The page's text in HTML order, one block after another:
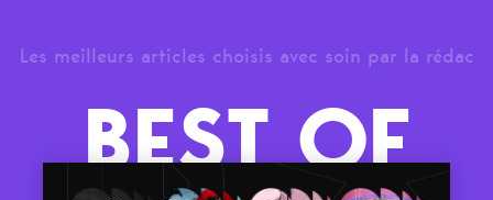
Les meilleurs articles choisis avec soin par la rédac
BEST OF